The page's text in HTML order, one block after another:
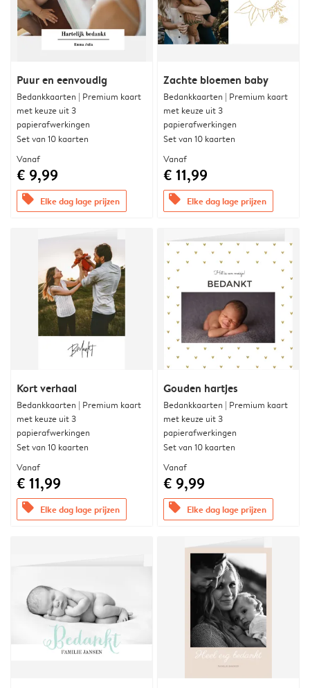
Puur en eenvoudig
Bedankkaarten | Premium kaart
met keuze uit 3
papierafwerkingen
Set van 10 kaarten
Vanaf
€ 9,99
offers Elke dag lage prijzen
Zachte bloemen baby
Bedankkaarten | Premium kaart
met keuze uit 3
papierafwerkingen
Set van 10 kaarten
Vanaf
€ 11,99
offers Elke dag lage prijzen
Kort verhaal
Bedankkaarten | Premium kaart
met keuze uit 3
papierafwerkingen
Set van 10 kaarten
Vanaf
€ 11,99
offers Elke dag lage prijzen
Gouden hartjes
Bedankkaarten | Premium kaart
met keuze uit 3
papierafwerkingen
Set van 10 kaarten
Vanaf
€ 9,99
offers Elke dag lage prijzen